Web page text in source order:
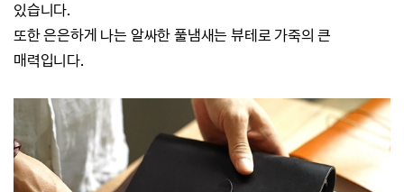
있습니다.
또한 은은하게 나는 알싸한 풀냄새는 뷰테로 가죽의 큰
매력입니다.